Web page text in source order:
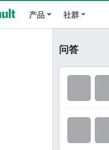
产品 社群
问答